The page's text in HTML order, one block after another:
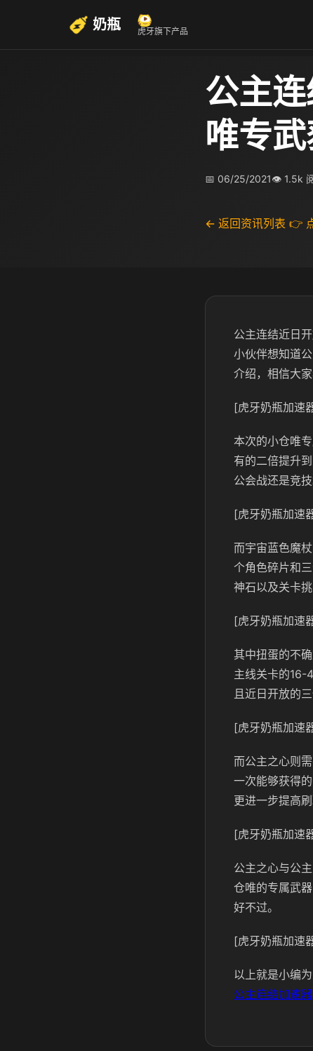
奶瓶 虎牙旗下产品
公主
唯专
📅 06/25/2021👁 1.5k
← 返回资讯列表 👉
公主连结近日
小伙伴想知道
介绍，相信大
[虎牙奶瓶加速
本次的小仓唯
有的二倍提升
公会战还是竞
[虎牙奶瓶加速
而宇宙蓝色魔
个角色碎片和
神石以及关卡挑
[虎牙奶瓶加速
其中扭蛋的不
主线关卡的16-
且近日开放的
[虎牙奶瓶加速
而公主之心则
一次能够获得
更进一步提高刷
[虎牙奶瓶加速
公主之心与公
仓唯的专属武
好不过。
[虎牙奶瓶加速
以上就是小编
公主连结加速器